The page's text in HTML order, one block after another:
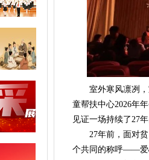
室外寒风凛冽，
童帮扶中心2026年
见证一场持续了27
27年前，面对贫
个共同的称呼——爱